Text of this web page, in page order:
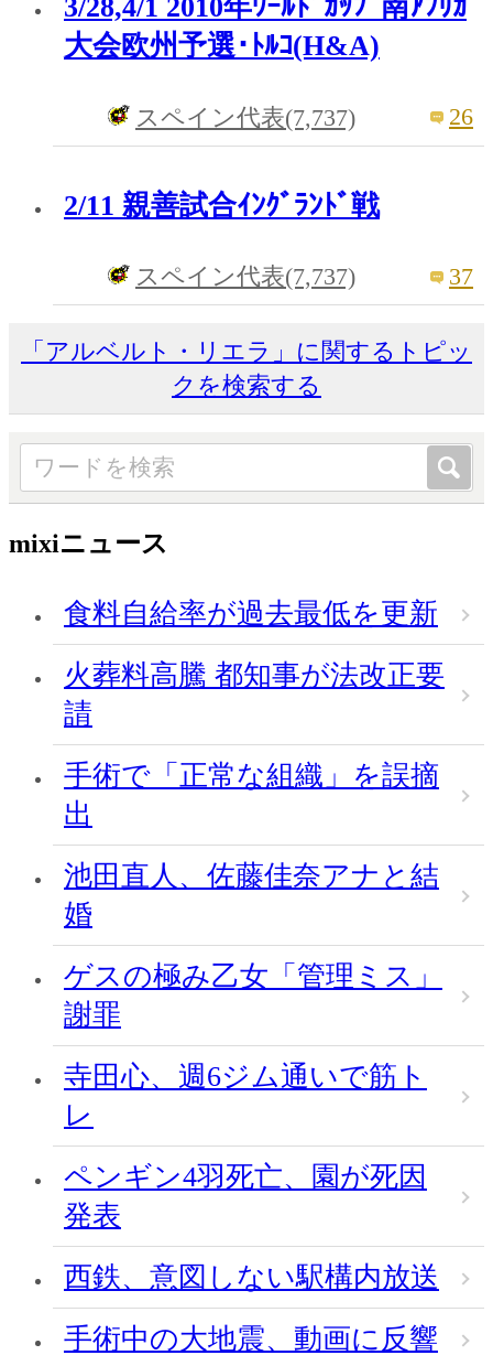
3/28,4/1 2010年ﾜｰﾙﾄﾞｶｯﾌﾟ南ｱﾌﾘｶ
大会欧州予選･ﾄﾙｺ(H&A)
スペイン代表(7,737) 26
2/11 親善試合ｲﾝｸﾞﾗﾝﾄﾞ戦
スペイン代表(7,737) 37
「アルベルト・リエラ」に関するトピッ
クを検索する
mixiニュース
食料自給率が過去最低を更新
火葬料高騰 都知事が法改正要
請
手術で「正常な組織」を誤摘
出
池田直人、佐藤佳奈アナと結
婚
ゲスの極み乙女「管理ミス」
謝罪
寺田心、週6ジム通いで筋ト
レ
ペンギン4羽死亡、園が死因
発表
西鉄、意図しない駅構内放送
手術中の大地震、動画に反響